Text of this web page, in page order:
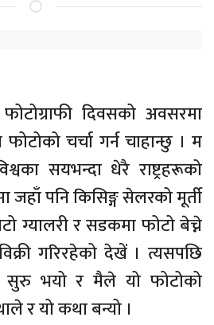
दिवसको अवसरमा
चर्चा गर्न चाहान्छु । म
सयभन्दा धेरै राष्ट्रहरूको
जहाँ पनि किसिङ्ग सेलरको मूर्ती
ग्यालरी र सडकमा फोटो बेच्ने
गरिरहेको देखें । त्यसपछि
सुरु भयो र मैले यो फोटोको
र यो कथा बन्यो ।